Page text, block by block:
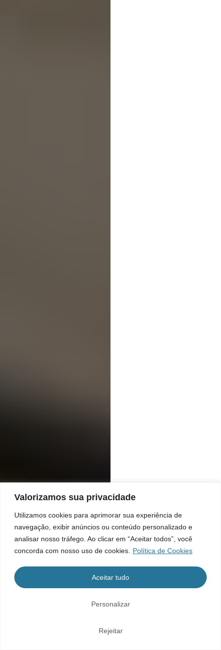
Valorizamos sua privacidade
Utilizamos cookies para aprimorar sua experiência de
navegação, exibir anúncios ou conteúdo personalizado e
analisar nosso tráfego. Ao clicar em “Aceitar todos”, você
concorda com nosso uso de cookies.
Política de Cookies
Personalizar
Rejeitar
Aceitar tudo